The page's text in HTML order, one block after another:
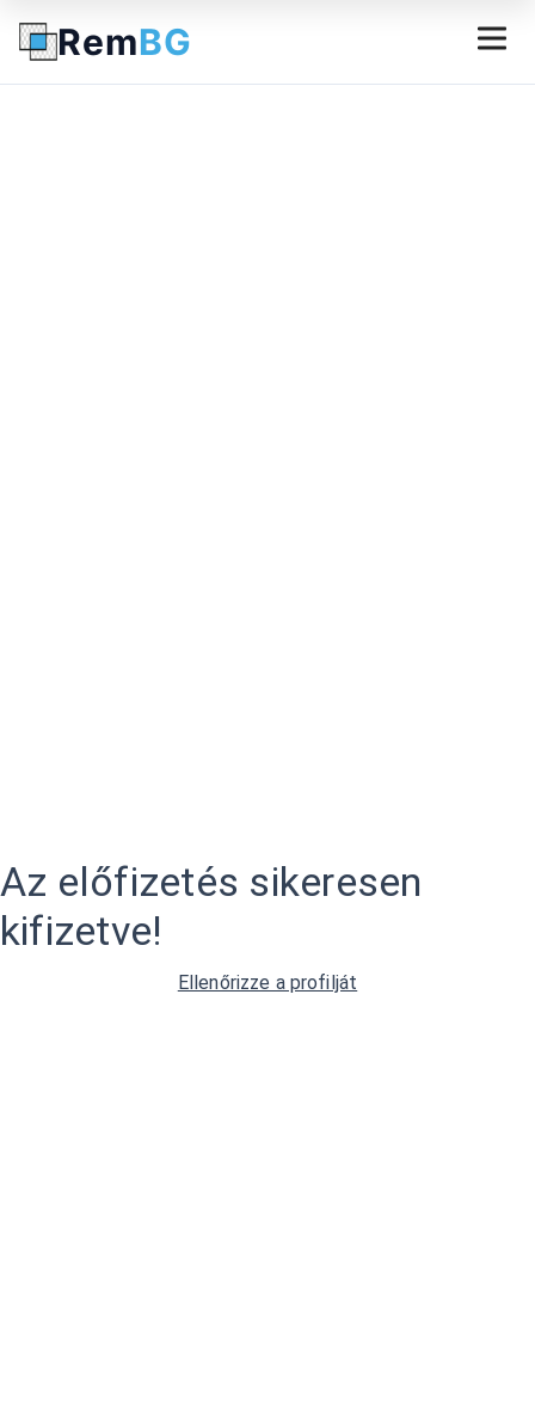
RemBG
Az előfizetés sikeresen
kifizetve!
Ellenőrizze a profilját